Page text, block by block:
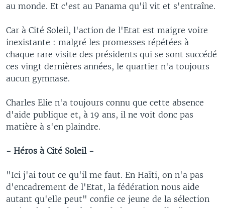
au monde. Et c'est au Panama qu'il vit et s'entraîne.
Car à Cité Soleil, l'action de l'Etat est maigre voire
inexistante : malgré les promesses répétées à
chaque rare visite des présidents qui se sont succédé
ces vingt dernières années, le quartier n'a toujours
aucun gymnase.
Charles Elie n'a toujours connu que cette absence
d'aide publique et, à 19 ans, il ne voit donc pas
matière à s'en plaindre.
- Héros à Cité Soleil -
"Ici j'ai tout ce qu'il me faut. En Haïti, on n'a pas
d'encadrement de l'Etat, la fédération nous aide
autant qu'elle peut" confie ce jeune de la sélection